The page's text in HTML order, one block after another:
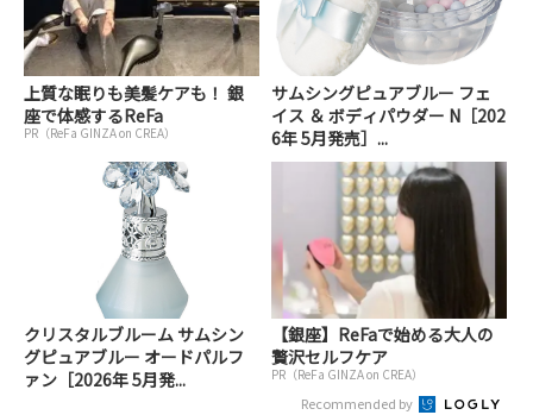
上質な眠りも美髪ケアも！ 銀
座で体感するReFa
PR（ReFa GINZA on CREA）
サムシングピュアブルー フェ
イス ＆ ボディパウダー N［202
6年 5月発売］...
クリスタルブルーム サムシン
グピュアブルー オードパルフ
ァン［2026年 5月発...
【銀座】ReFaで始める大人の
贅沢セルフケア
PR（ReFa GINZA on CREA）
Recommended by